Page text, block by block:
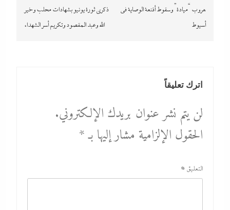
هروب “ميادة” وسقوط أقنعة الوصاية في
أسيوط
ذكرى ثورة يونيو بشهادات محلب وخير
الله وعبد المقصود وتكريم أسر الشهداء
اترك تعليقاً
لن يتم نشر عنوان بريدك الإلكتروني.
الحقول الإلزامية مشار إليها بـ*
التعليق *